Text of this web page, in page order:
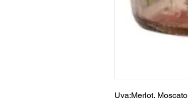
Uva:Merlot, Moscato